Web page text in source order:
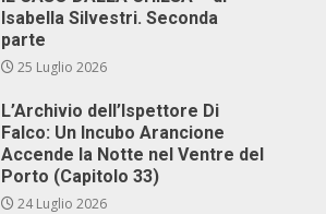
Isabella Silvestri. Seconda
parte
25 Luglio 2026
L’Archivio dell’Ispettore Di
Falco: Un Incubo Arancione
Accende la Notte nel Ventre del
Porto (Capitolo 33)
24 Luglio 2026